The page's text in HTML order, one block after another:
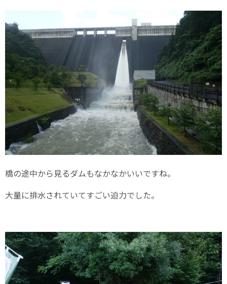
橋の途中から見るダムもなかなかいいですね。
大量に排水されていてすごい迫力でした。